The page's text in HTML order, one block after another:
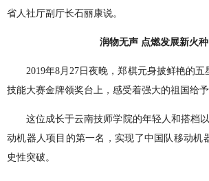
省人社厅副厅长石丽康说。
润物无声 点燃发展新火种
2019年8月27日夜晚，郑棋元身披鲜艳的五
技能大赛金牌领奖台上，感受着强大的祖国给予
这位成长于云南技师学院的年轻人和搭档以
动机器人项目的第一名，实现了中国队移动机
史性突破。